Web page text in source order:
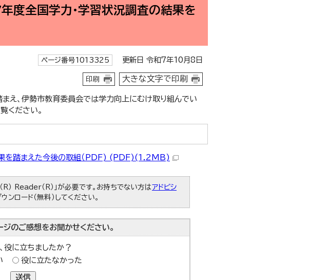
度全国学力・学習状況調査の結果を
ページ番号1013325 更新日 令和7年10月8日
印刷 大きな文字で印刷
え、伊勢市教育委員会では学力向上にむけ取り組んでい
ください。
を踏まえた今後の取組（PDF) (PDF)(1.2MB)
） Reader（R）」が必要です。お持ちでない方はアドビシ
ンロード（無料）してください。
のご感想をお聞かせください。
役に立ちましたか？
役に立たなかった
送信